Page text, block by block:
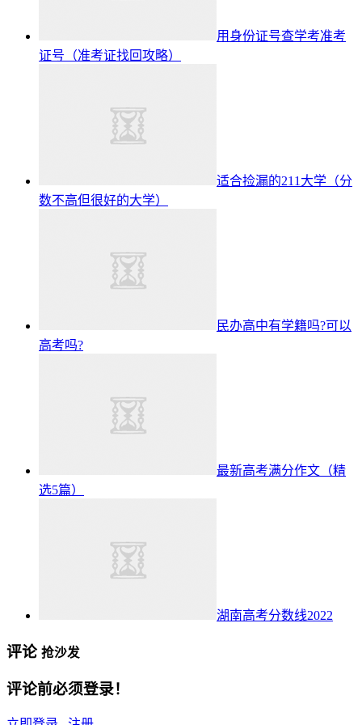
用身份证号查学考准考
证号（准考证找回攻略）
适合捡漏的211大学（分
数不高但很好的大学）
民办高中有学籍吗?可以
高考吗?
最新高考满分作文（精
选5篇）
湖南高考分数线2022
评论 抢沙发
评论前必须登录！